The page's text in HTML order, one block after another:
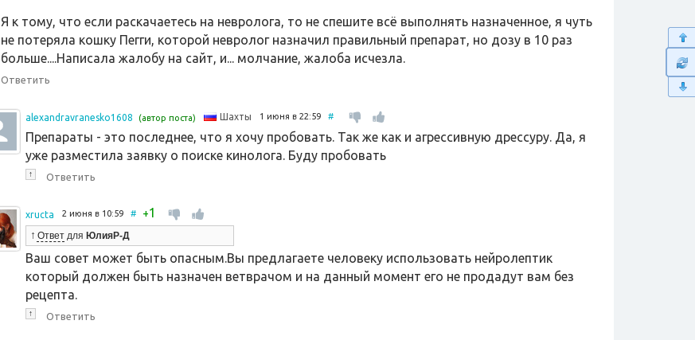
Я к тому, что если раскачаетесь на невролога, то не спешите всё выполнять назначенное, я чуть
не потеряла кошку Пегги, которой невролог назначил правильный препарат, но дозу в 10 раз
больше....Написала жалобу на сайт, и... молчание, жалоба исчезла.
Ответить
alexandravranesko1608 (автор поста) Шахты 1 июня в 22:59 #
Препараты - это последнее, что я хочу пробовать. Так же как и агрессивную дрессуру. Да, я
уже разместила заявку о поиске кинолога. Буду пробовать
↑ Ответить
xructa 2 июня в 10:59 # +1
↑ Ответдля ЮлияР-Д
Ваш совет может быть опасным.Вы предлагаете человеку использовать нейролептик
который должен быть назначен ветврачом и на данный момент его не продадут вам без
рецепта.
↑ Ответить